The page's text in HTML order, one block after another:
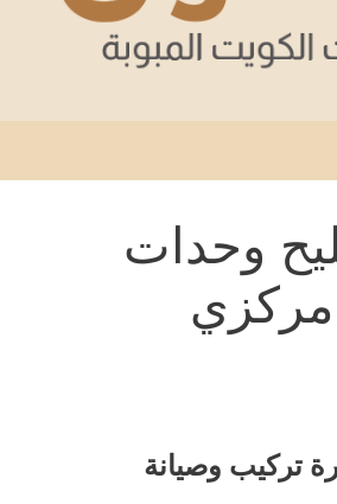
وحدات
مركزي
تركيب وصيانة